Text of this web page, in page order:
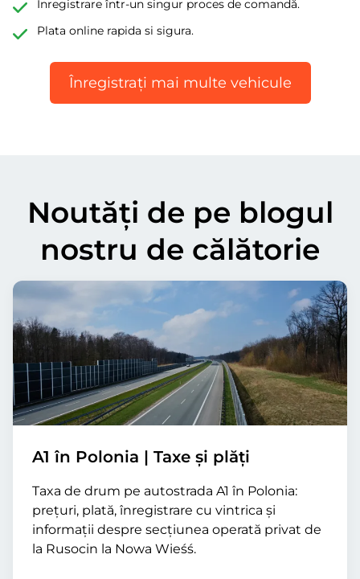
Înregistrare într-un singur proces de comandă.
Plata online rapida si sigura.
Înregistrați mai multe vehicule
Noutăți de pe blogul
nostru de călătorie
A1 în Polonia | Taxe și plăți
Taxa de drum pe autostrada A1 în Polonia:
prețuri, plată, înregistrare cu vintrica și
informații despre secțiunea operată privat de
la Rusocin la Nowa Wieśś.